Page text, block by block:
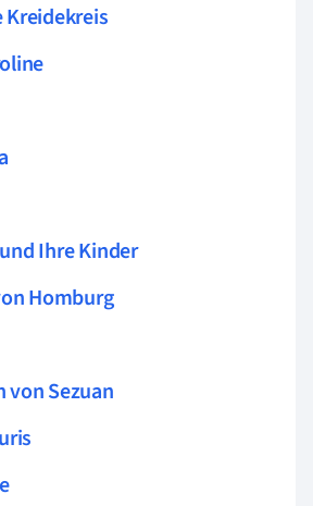
Kreidekreis
Ihre Kinder
Homburg
von Sezuan